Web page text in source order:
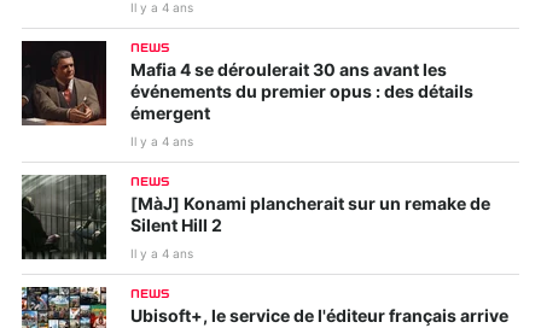
Il y a 4 ans
NEWS
Mafia 4 se déroulerait 30 ans avant les
événements du premier opus : des détails
émergent
Il y a 4 ans
NEWS
[MàJ] Konami plancherait sur un remake de
Silent Hill 2
Il y a 4 ans
NEWS
Ubisoft+, le service de l'éditeur français arrive